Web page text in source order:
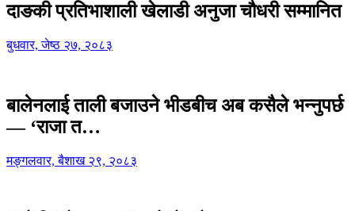
दाङकी प्रतिभाशाली खेलाडी अनुजा चौधरी सम्मानित
बुधवार, जेष्ठ २७, २०८३
बालेनलाई ताली बजाउने भीडबीच अब कसैले भन्नुपर्छ
— ‘राजा त…
मङ्गलवार, बैशाख २९, २०८३